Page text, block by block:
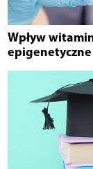
Wpływ